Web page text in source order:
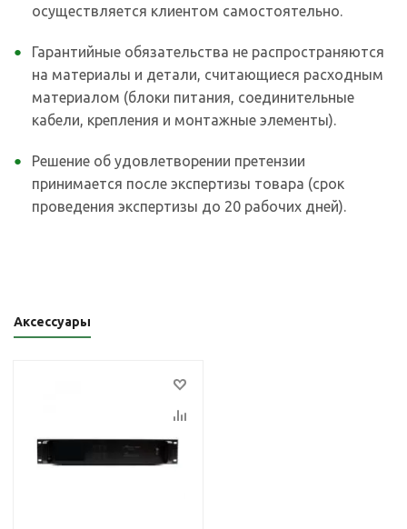
осуществляется клиентом самостоятельно.
Гарантийные обязательства не распространяются
на материалы и детали, считающиеся расходным
материалом (блоки питания, соединительные
кабели, крепления и монтажные элементы).
Решение об удовлетворении претензии
принимается после экспертизы товара (срок
проведения экспертизы до 20 рабочих дней).
Аксессуары